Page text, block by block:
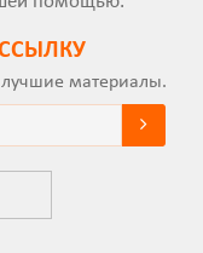
материалы.